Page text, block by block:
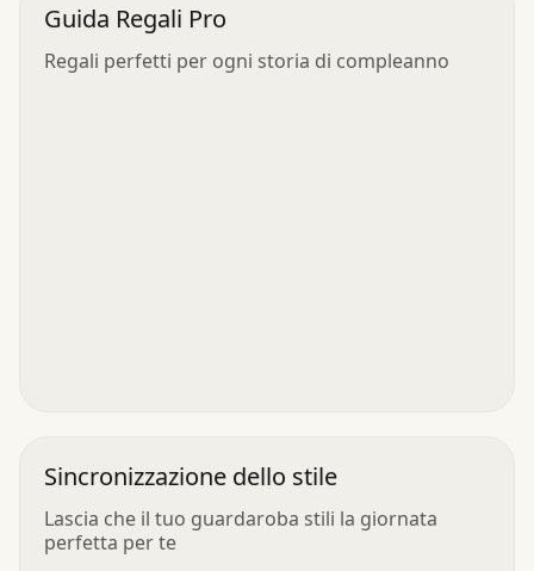
Guida Regali Pro
Regali perfetti per ogni storia di compleanno
Sincronizzazione dello stile
Lascia che il tuo guardaroba stili la giornata
perfetta per te